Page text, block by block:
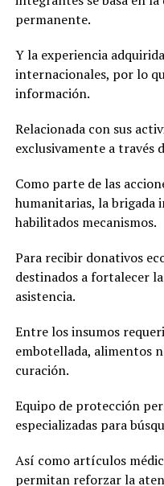
permanente.
Y la experiencia
internacionales, por lo
información.
Relacionada con sus
exclusivamente a través
Como parte de las
humanitarias, la brigada
habilitados mecanismos.
Para recibir donativos
destinados a fortalecer
asistencia.
Entre los insumos
embotellada, alimentos
curación.
Equipo de protección
especializadas para
Así como artículos
permitan reforzar la